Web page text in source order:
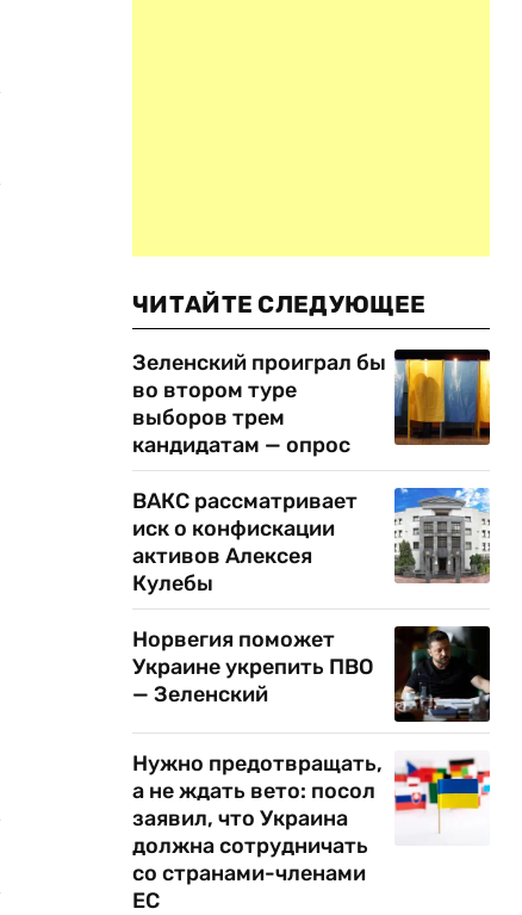
ЧИТАЙТЕ СЛЕДУЮЩЕЕ
Зеленский проиграл бы
во втором туре
выборов трем
кандидатам — опрос
ВАКС рассматривает
иск о конфискации
активов Алексея
Кулебы
Норвегия поможет
Украине укрепить ПВО
— Зеленский
Нужно предотвращать,
а не ждать вето: посол
заявил, что Украина
должна сотрудничать
со странами-членами
ЕС